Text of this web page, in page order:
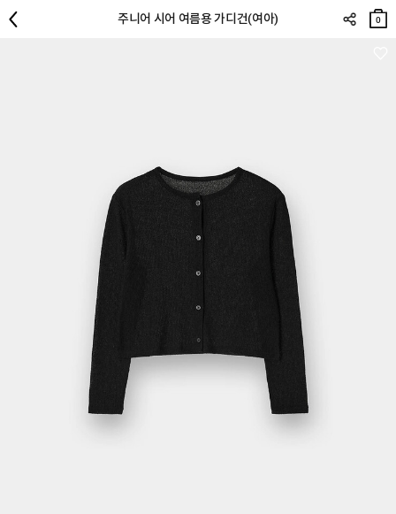
주니어 시어 여름용 가디건(여아)
장바
구니
0